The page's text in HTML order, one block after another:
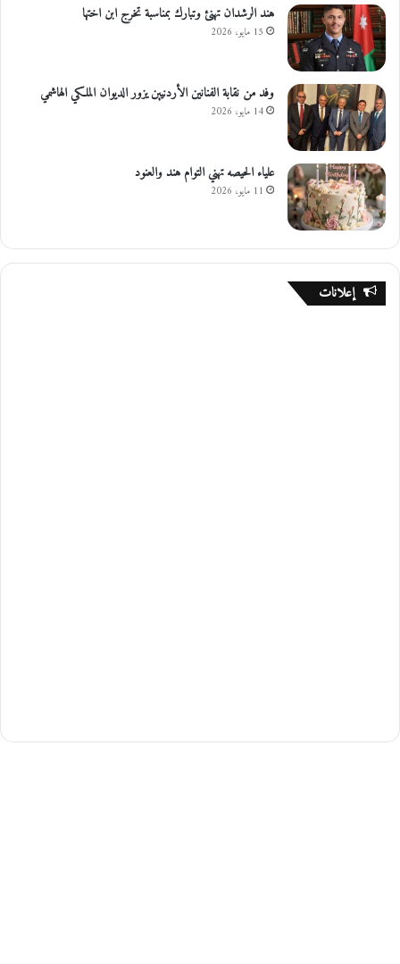
هند الرشدان تهنئ وتبارك بمناسبة تخرج ابن اختها
15 مايو، 2026
وفد من نقابة الفنانين الأردنيين يزور الديوان الملكي الهاشمي
14 مايو، 2026
علياء الحيصه تهني التوام هند والعنود
11 مايو، 2026
إعلانات